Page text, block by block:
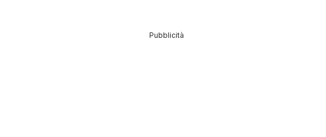
Pubblicità